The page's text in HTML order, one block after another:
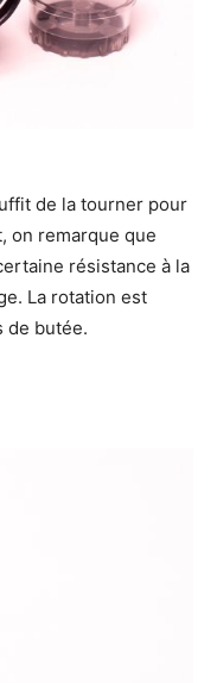
de la tourner pour
on remarque que
résistance à la
La rotation est
de butée.